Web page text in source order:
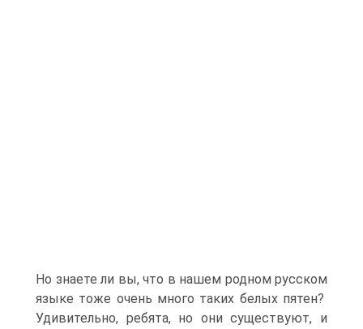
Но знаете ли вы, что в нашем родном русском
языке тоже очень много таких белых пятен?
Удивительно, ребята, но они существуют, и